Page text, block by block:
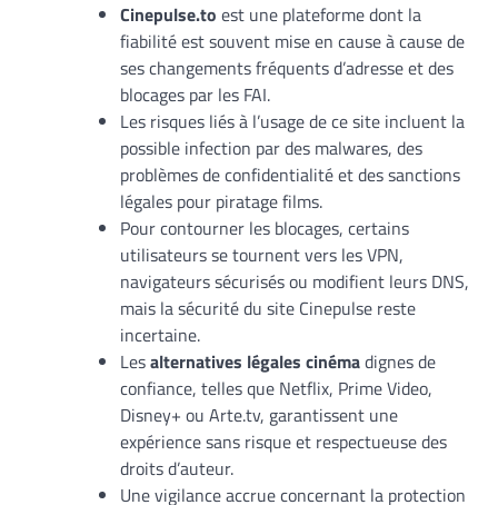
Cinepulse.to est une plateforme dont la
fiabilité est souvent mise en cause à cause de
ses changements fréquents d’adresse et des
blocages par les FAI.
Les risques liés à l’usage de ce site incluent la
possible infection par des malwares, des
problèmes de confidentialité et des sanctions
légales pour piratage films.
Pour contourner les blocages, certains
utilisateurs se tournent vers les VPN,
navigateurs sécurisés ou modifient leurs DNS,
mais la sécurité du site Cinepulse reste
incertaine.
Lesalternatives légales cinémadignes de
confiance, telles que Netflix, Prime Video,
Disney+ ou Arte.tv, garantissent une
expérience sans risque et respectueuse des
droits d’auteur.
Une vigilance accrue concernant la protection